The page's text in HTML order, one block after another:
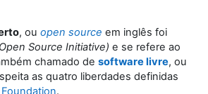
, ou open source em inglês foi
Source Initiative) e se refere ao
chamado de software livre, ou
as quatro liberdades definidas
.